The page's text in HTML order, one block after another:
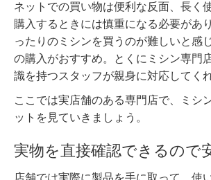
ネットでの買い物は便利な反面、長く
購入するときには慎重になる必要があ
ったりのミシンを買うのが難しいと感
の購入がおすすめ。とくにミシン専門
識を持つスタッフが親身に対応してく
ここでは実店舗のある専門店で、ミシ
ットを見ていきましょう。
実物を直接確認できるので